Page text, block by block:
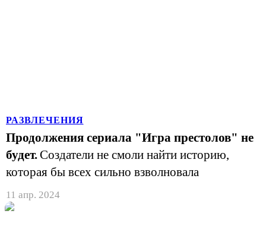
РАЗВЛЕЧЕНИЯ
Продолжения сериала "Игра престолов" не
будет.Создатели не смоли найти историю,
которая бы всех сильно взволновала
11 апр. 2024